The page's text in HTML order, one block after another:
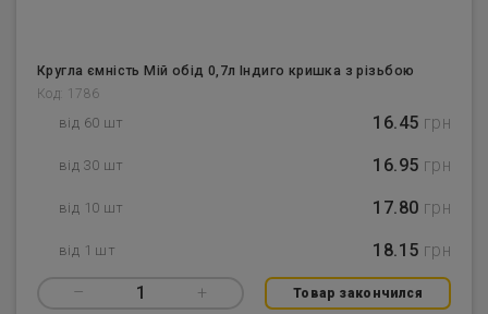
Кругла ємність Мій обід 0,7л Індиго кришка з різьбою
Код: 1786
від 60 шт 16.45 грн
від 30 шт 16.95 грн
від 10 шт 17.80 грн
від 1 шт 18.15 грн
– 1 + Товар закончился